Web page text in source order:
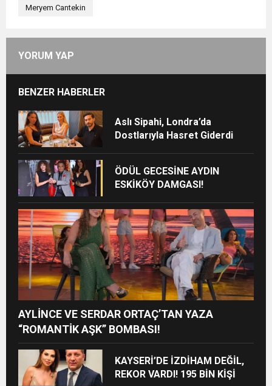
Meryem Cantekin
YORUM YAP
BENZER HABERLER
Aslı Sipahi, Londra’da
Dostlarıyla Hasret Giderdi
ÖDÜL GECESİNE AYDIN
ESKİKÖY DAMGASI!
AYLİNCE VE SERDAR ORTAÇ’TAN YAZA
“ROMANTİK AŞK” BOMBASI!
KAYSERİ’DE İZDİHAM DEĞİL,
REKOR VARDI! 195 BİN KİŞİ